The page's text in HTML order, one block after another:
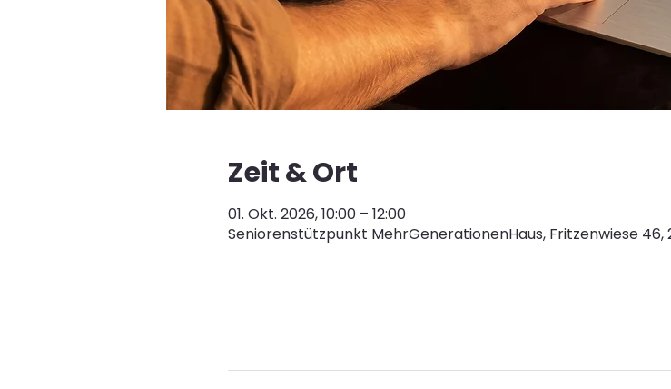
Zeit & Ort
01. Okt. 2026, 10:00 – 12:00
Seniorenstützpunkt MehrGenerationenHaus, Fritzenwiese 46,